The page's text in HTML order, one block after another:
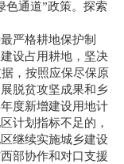
色通道”政策。探索
严格耕地保护制
设占用耕地，坚决
，按照应保尽保原
脱贫攻坚成果和乡
度新增建设用地计
计划指标不足的，
继续实施城乡建设
部协作和对口支援